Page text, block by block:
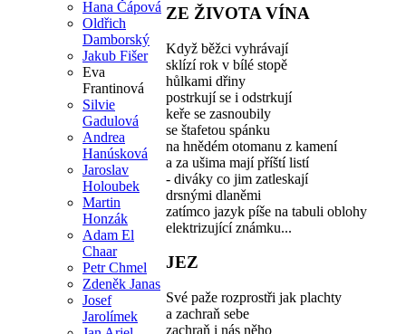
Hana Čápová
Oldřich
Damborský
Jakub Fišer
Eva
Frantinová
Silvie
Gadulová
Andrea
Hanúsková
Jaroslav
Holoubek
Martin
Honzák
Adam El
Chaar
Petr Chmel
Zdeněk Janas
Josef
Jarolímek
ZE ŽIVOTA VÍNA
Když běžci vyhrávají
sklízí rok v bílé stopě
hůlkami dřiny
postrkují se i odstrkují
keře se zasnoubily
se štafetou spánku
na hnědém otomanu z kamení
a za ušima mají příští listí
- diváky co jim zatleskají
drsnými dlaněmi
zatímco jazyk píše na tabuli oblohy
elektrizující známku...
JEZ
Své paže rozprostři jak plachty
a zachraň sebe
zachraň i nás něho